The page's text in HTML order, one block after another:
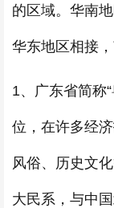
的区域。华南
华东地区相接
1、广东省简称
位，在许多经
风俗、历史文
大民系，与中